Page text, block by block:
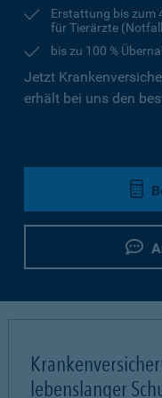
Erstattung bis zum
für Tierärzte
bis zu 100 %
Jetzt
erhält bei uns den
lebenslanger